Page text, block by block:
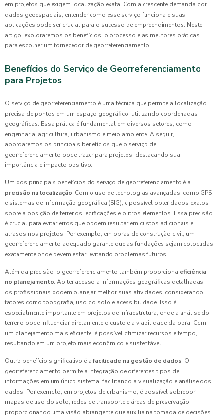
em projetos que exigem localização exata. Com a crescente demanda por
dados geoespaciais, entender como esse serviço funciona e suas
aplicações pode ser crucial para o sucesso de empreendimentos. Neste
artigo, exploraremos os benefícios, o processo e as melhores práticas
para escolher um fornecedor de georreferenciamento.
Benefícios do Serviço de Georreferenciamento
para Projetos
O serviço de georreferenciamento é uma técnica que permite a localização
precisa de pontos em um espaço geográfico, utilizando coordenadas
geográficas. Essa prática é fundamental em diversos setores, como
engenharia, agricultura, urbanismo e meio ambiente. A seguir,
abordaremos os principais benefícios que o serviço de
georreferenciamento pode trazer para projetos, destacando sua
importância e impacto positivo.
Um dos principais benefícios do serviço de georreferenciamento é a
precisão na localização. Com o uso de tecnologias avançadas, como GPS
e sistemas de informação geográfica (SIG), é possível obter dados exatos
sobre a posição de terrenos, edificações e outros elementos. Essa precisão
é crucial para evitar erros que podem resultar em custos adicionais e
atrasos nos projetos. Por exemplo, em obras de construção civil, um
georreferenciamento adequado garante que as fundações sejam colocadas
exatamente onde devem estar, evitando problemas futuros.
Além da precisão, o georreferenciamento também proporciona eficiência
no planejamento. Ao ter acesso a informações geográficas detalhadas,
os profissionais podem planejar melhor suas atividades, considerando
fatores como topografia, uso do solo e acessibilidade. Isso é
especialmente importante em projetos de infraestrutura, onde a análise do
terreno pode influenciar diretamente o custo e a viabilidade da obra. Com
um planejamento mais eficiente, é possível otimizar recursos e tempo,
resultando em um projeto mais econômico e sustentável.
Outro benefício significativo é a facilidade na gestão de dados. O
georreferenciamento permite a integração de diferentes tipos de
informações em um único sistema, facilitando a visualização e análise dos
dados. Por exemplo, em projetos de urbanismo, é possível sobrepor
mapas de uso do solo, redes de transporte e áreas de preservação,
proporcionando uma visão abrangente que auxilia na tomada de decisões.